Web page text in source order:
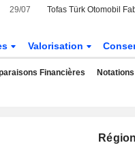
29/07
Valorisation
Financières